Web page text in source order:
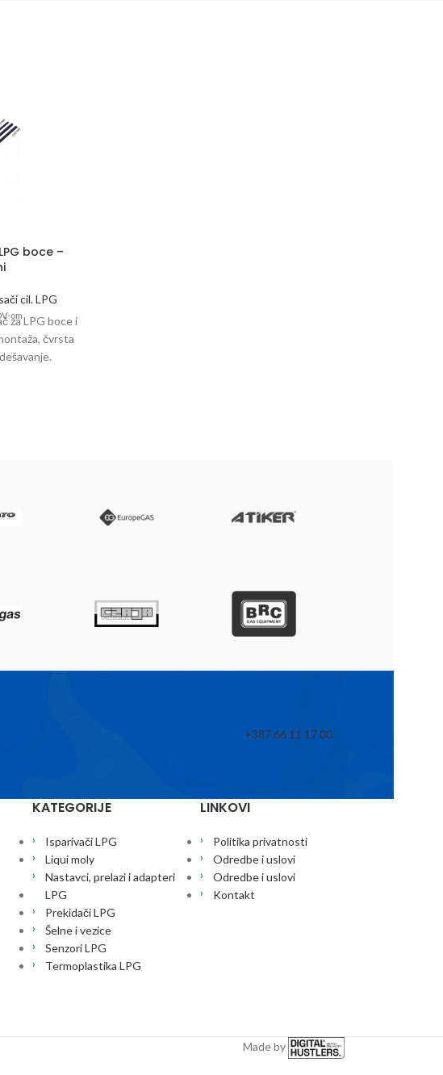
boce –
cil. LPG
om
za LPG boce i
čvrsta
+387 66 11 17 00
KATEGORIJE
Isparivači LPG
Liqui moly
Nastavci, prelazi i adapteri
LPG
Prekidači LPG
Šelne i vezice
Senzori LPG
Termoplastika LPG
LINKOVI
Politika privatnosti
Odredbe i uslovi
Odredbe i uslovi
Kontakt
Made by